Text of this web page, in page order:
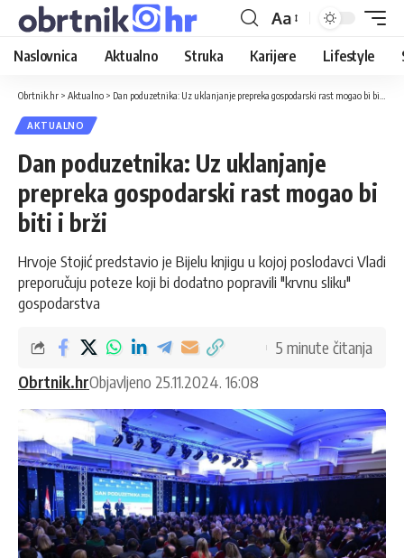
Aa
Naslovnica Aktualno Struka Karijere Lifestyle
Obrtnik.hr > Aktualno > Dan poduzetnika: Uz uklanjanje prepreka gospodarski rast mogao bi biti i brži
AKTUALNO
Dan poduzetnika: Uz uklanjanje
prepreka gospodarski rast mogao bi
biti i brži
Hrvoje Stojić predstavio je Bijelu knjigu u kojoj poslodavci Vladi
preporučuju poteze koji bi dodatno popravili "krvnu sliku"
gospodarstva
Obrtnik.hrObjavljeno 25.11.2024. 16:08
5 minute čitanja